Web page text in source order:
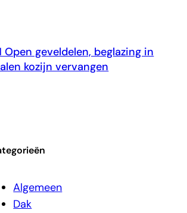
Open geveldelen, beglazing in
kozijn vervangen
Algemeen
Dak